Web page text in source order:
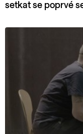
setkat se poprvé